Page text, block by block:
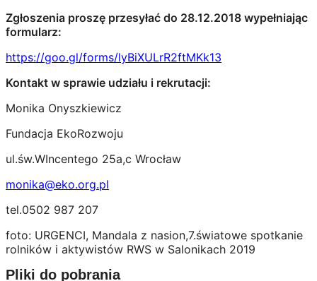
Zgłoszenia proszę przesyłać do 28.12.2018 wypełniając
formularz:
https://goo.gl/forms/lyBiXULrR2ftMKk13
Kontakt w sprawie udziału i rekrutacji:
Monika Onyszkiewicz
Fundacja EkoRozwoju
ul.św.WIncentego 25a,c Wrocław
monika@eko.org.pl
tel.0502 987 207
foto: URGENCI, Mandala z nasion,7.światowe spotkanie
rolników i aktywistów RWS w Salonikach 2019
Pliki do pobrania